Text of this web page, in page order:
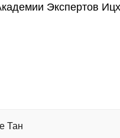
Экспертов
Тан